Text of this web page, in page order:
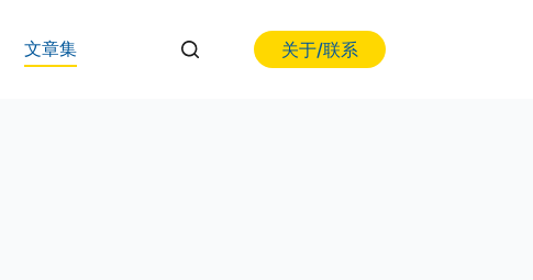
文章集 关于/联系